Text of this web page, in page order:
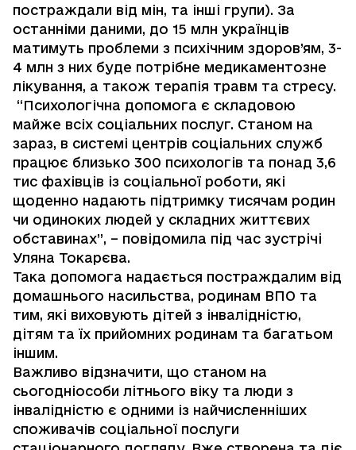
постраждали від мін, та інші групи). За
останніми даними, до 15 млн українців
матимуть проблеми з психічним здоров’ям, 3-
4 млн з них буде потрібне медикаментозне
лікування, а також терапія травм та стресу.
“Психологічна допомога є складовою
майже всіх соціальних послуг. Станом на
зараз, в системі центрів соціальних служб
працює близько 300 психологів та понад 3,6
тис фахівців із соціальної роботи, які
щоденно надають підтримку тисячам родин
чи одиноких людей у складних життєвих
обставинах”, – повідомила під час зустрічі
Уляна Токарєва.
Така допомога надається постраждалим від
домашнього насильства, родинам ВПО та
тим, які виховують дітей з інвалідністю,
дітям та їх прийомних родинам та багатьом
іншим.
Важливо відзначити, що станом на
сьогодніособи літнього віку та люди з
інвалідністю є одними із найчисленніших
споживачів соціальної послуги